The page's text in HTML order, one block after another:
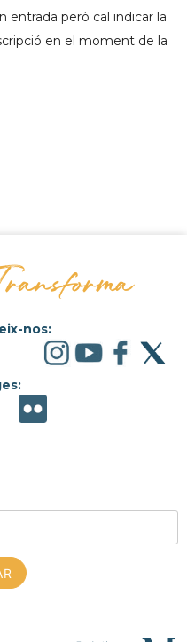
entrada però cal indicar la
en el moment de la
nos: